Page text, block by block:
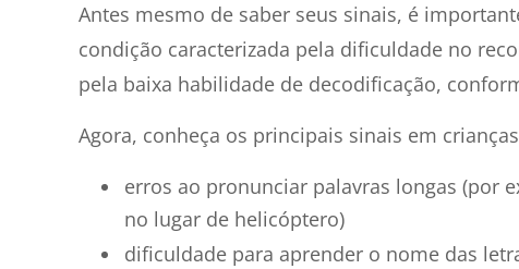
Antes mesmo de saber seus sinais, é
condição caracterizada pela dificuldade no
pela baixa habilidade de decodificação,
Agora, conheça os principais sinais em
erros ao pronunciar palavras longas (por
no lugar de helicóptero)
dificuldade para aprender o nome das